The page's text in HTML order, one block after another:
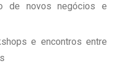
de novos negócios e
e encontros entre